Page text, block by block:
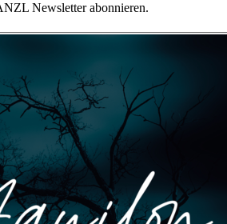
Newsletter abonnieren.